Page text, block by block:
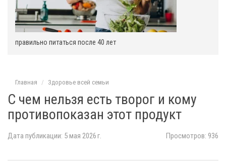
правильно питаться после 40 лет
Главная Здоровье всей семьи
С чем нельзя есть творог и кому
противопоказан этот продукт
Дата публикации: 5 мая 2026 г. Просмотров: 936